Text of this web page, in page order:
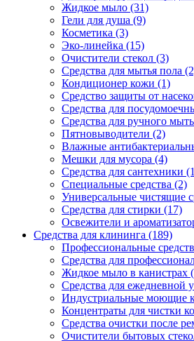
Жидкое мыло (31)
Гели для душа (9)
Косметика (3)
Эко-линейка (15)
Очистители стекол (3)
Средства для мытья пола
Кондиционер кожи (1)
Средство защиты от
Средства для
Средства для ручного
Пятновыводители (2)
Влажные
Мешки для мусора (4)
Средства для сантехники
Специальные средства (2)
Универсальные чистящие
Средства для стирки (17)
Освежители и
Средства для клининга (189)
Профессиональные
Средства для
Жидкое мыло в канистрах
Средства для ежедневной
Индустриальные моющие
Концентраты для чистки
Средства очистки после
Очистители бытовых